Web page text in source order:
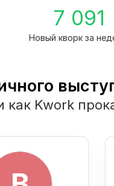
7 091
Новый кворк за
как Kwork